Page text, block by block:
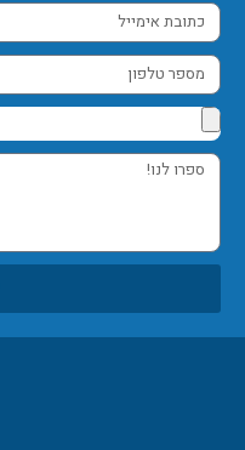
כתובת
אימייל
מספר
טלפון
ספרו